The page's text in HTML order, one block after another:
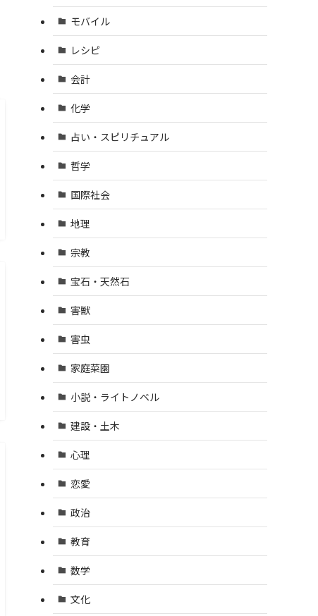
モバイル
レシピ
会計
化学
占い・スピリチュアル
哲学
国際社会
地理
宗教
宝石・天然石
害獣
害虫
家庭菜園
小説・ライトノベル
建設・土木
心理
恋愛
政治
教育
数学
文化